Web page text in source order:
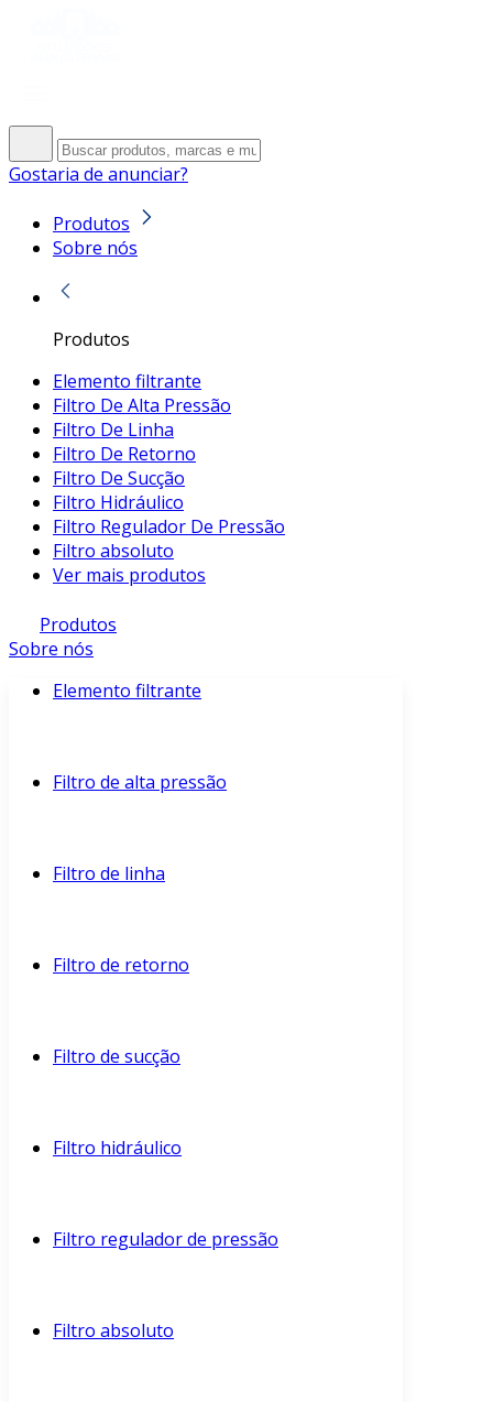
Gostaria de anunciar?
Produtos
Sobre nós
Produtos
Elemento filtrante
Filtro De Alta Pressão
Filtro De Linha
Filtro De Retorno
Filtro De Sucção
Filtro Hidráulico
Filtro Regulador De Pressão
Filtro absoluto
Ver mais produtos
Produtos
Sobre nós
Elemento filtrante
Filtro de alta pressão
Filtro de linha
Filtro de retorno
Filtro de sucção
Filtro hidráulico
Filtro regulador de pressão
Filtro absoluto